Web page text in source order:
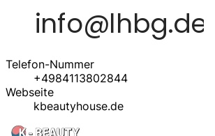
Telefon-Nummer
+4984113802844
Webseite
kbeautyhouse.de